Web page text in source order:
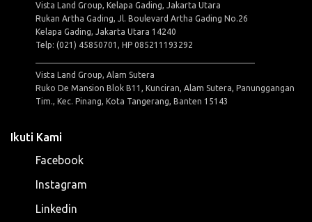
Vista Land Group, Kelapa Gading, Jakarta Utara
Rukan Artha Gading, Jl. Boulevard Artha Gading No.26
Kelapa Gading, Jakarta Utara 14240
Telp: (021) 45850701, HP 085211193292
Vista Land Group, Alam Sutera
Ruko De Mansion Blok B11, Kunciran, Alam Sutera, Panunggangan
Tim., Kec. Pinang, Kota Tangerang, Banten 15143
Ikuti Kami
Facebook
Instagram
Linkedin